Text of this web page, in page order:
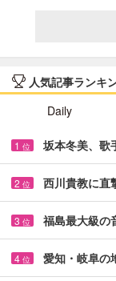
人気記事ランキ
Daily
1 位 坂本冬美、歌
2 位 西川貴教に直
3 位 福島最大級
4 位 愛知・岐阜の